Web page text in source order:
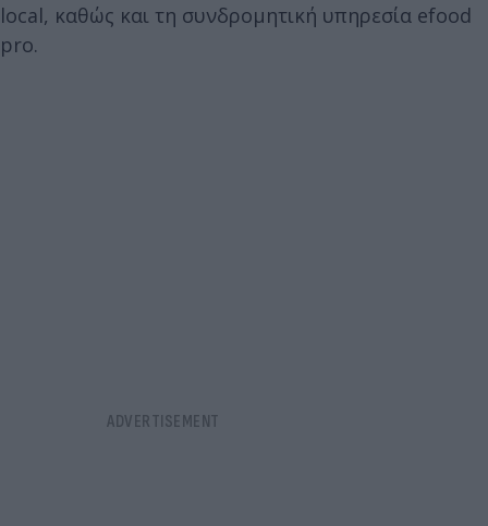
local, καθώς και τη συνδρομητική υπηρεσία efood
pro.